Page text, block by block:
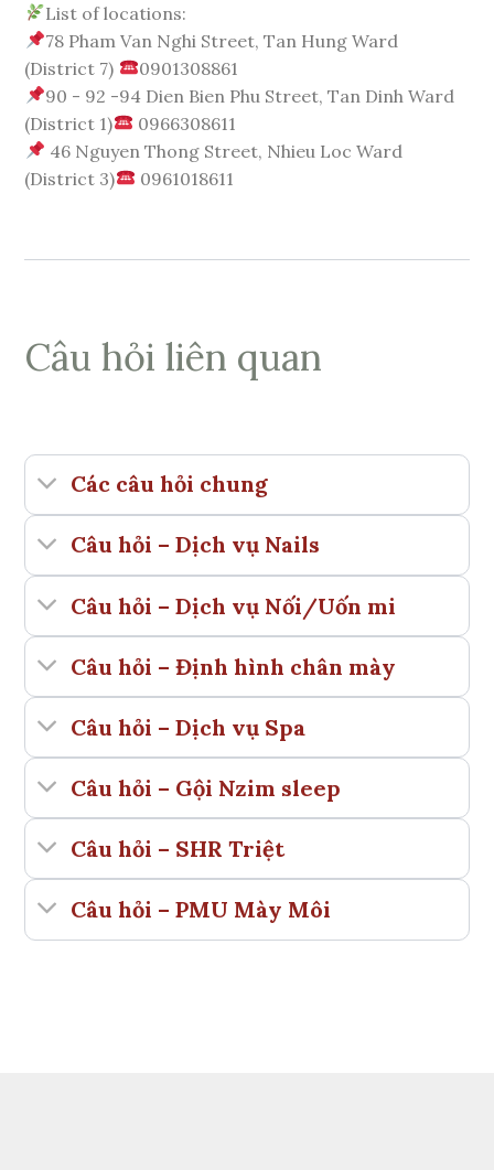
List of locations:
78 Pham Van Nghi Street, Tan Hung Ward
(District 7)
0901308861
90 - 92 -94 Dien Bien Phu Street, Tan Dinh Ward
(District 1)
0966308611
46 Nguyen Thong Street, Nhieu Loc Ward
(District 3)
0961018611
Câu hỏi liên quan
Các câu hỏi chung
Câu hỏi – Dịch vụ Nails
Câu hỏi – Dịch vụ Nối/Uốn mi
Câu hỏi – Định hình chân mày
Câu hỏi – Dịch vụ Spa
Câu hỏi – Gội Nzim sleep
Câu hỏi – SHR Triệt
Câu hỏi – PMU Mày Môi